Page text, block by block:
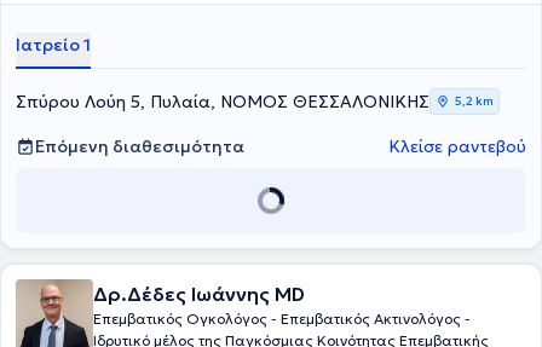
και ειδικότερα στην λαπαροσκοπική – ρομποτική χειρουργική και
στη γυναικολογική ογκολογία, έχοντας εργαστεί στο Ηνωμένο
Πιστοποίημένος στη γυναικολογική ογκολογία από το Βασιλικό
Ιατρείο 1
Σπύρου Λούη 5, Πυλαία, ΝΟΜΟΣ ΘΕΣΣΑΛΟΝΙΚΗΣ 5,2 km
Επόμενη διαθεσιμότητα Κλείσε ραντεβού
Δρ.Δέδες Ιωάννης MD
Επεμβατικός Ογκολόγος - Επεμβατικός Ακτινολόγος -
Ιδρυτικό μέλος της Παγκόσμιας Κοινότητας Επεμβατικής